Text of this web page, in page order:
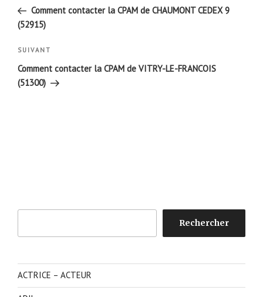
l’article
précédent
Comment contacter la CPAM de CHAUMONT CEDEX 9
(52915)
Article
suivant
SUIVANT
Comment contacter la CPAM de VITRY-LE-FRANCOIS
(51300)
Rechercher
ACTRICE – ACTEUR